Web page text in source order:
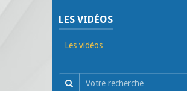
LES VIDÉOS
Les vidéos